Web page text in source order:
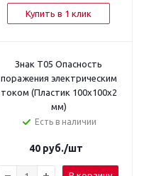
Купить в 1 клик
Знак T05 Опасность
поражения электрическим
током (Пластик 100x100x2
мм)
Есть в наличии
40 руб./шт